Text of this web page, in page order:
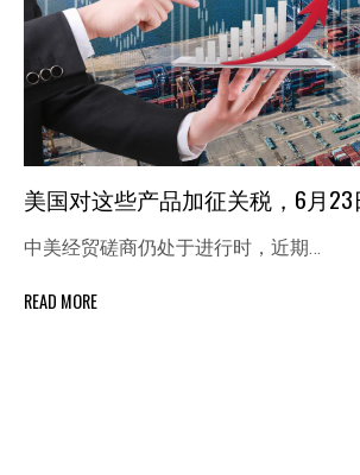
美国对这些产品加征关税，6月23
中美经贸磋商仍处于进行时，近期…
READ MORE